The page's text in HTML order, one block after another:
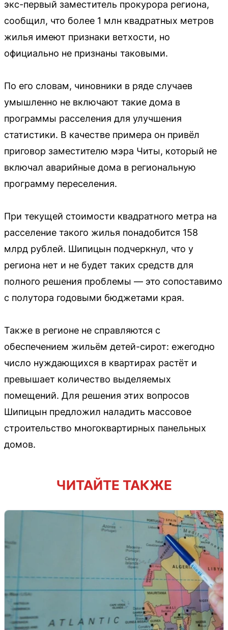
экс-первый заместитель прокурора региона,
сообщил, что более 1 млн квадратных метров
жилья имеют признаки ветхости, но
официально не признаны таковыми.
По его словам, чиновники в ряде случаев
умышленно не включают такие дома в
программы расселения для улучшения
статистики. В качестве примера он привёл
приговор заместителю мэра Читы, который не
включал аварийные дома в региональную
программу переселения.
При текущей стоимости квадратного метра на
расселение такого жилья понадобится 158
млрд рублей. Шипицын подчеркнул, что у
региона нет и не будет таких средств для
полного решения проблемы — это сопоставимо
с полутора годовыми бюджетами края.
Также в регионе не справляются с
обеспечением жильём детей-сирот: ежегодно
число нуждающихся в квартирах растёт и
превышает количество выделяемых
помещений. Для решения этих вопросов
Шипицын предложил наладить массовое
строительство многоквартирных панельных
домов.
ЧИТАЙТЕ ТАКЖЕ